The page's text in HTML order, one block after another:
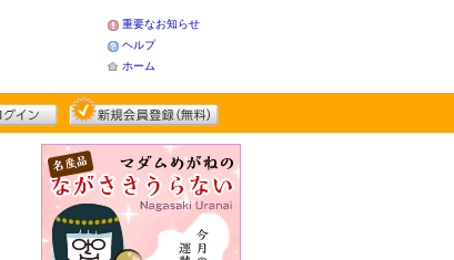
重要なお知らせ
ヘルプ
ホーム